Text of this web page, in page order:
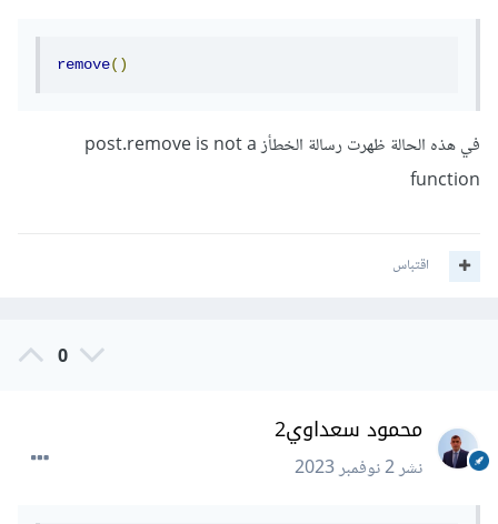
remove()
في هذه الحالة ظهرت رسالة الخطأز post.remove is not a
function
اقتباس
0
محمود سعداوي2
نشر2 نوفمبر 2023